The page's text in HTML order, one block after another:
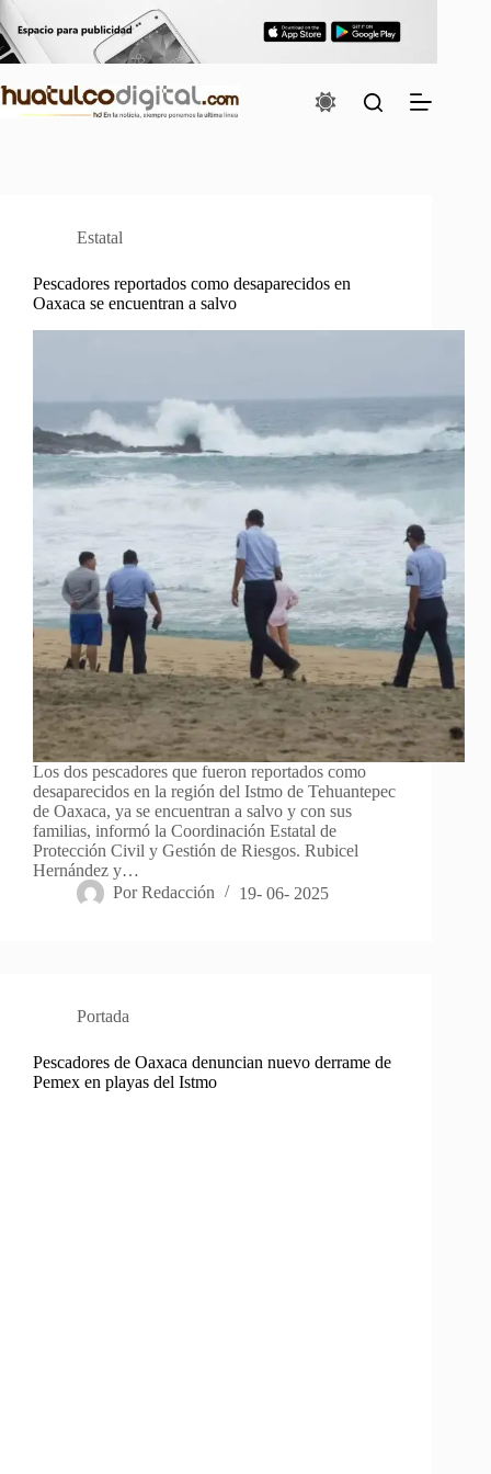
al
contenido
Estatal
Pescadores reportados como desaparecidos en
Oaxaca se encuentran a salvo
Los dos pescadores que fueron reportados como
desaparecidos en la región del Istmo de Tehuantepec
de Oaxaca, ya se encuentran a salvo y con sus
familias, informó la Coordinación Estatal de
Protección Civil y Gestión de Riesgos. Rubicel
Hernández y…
Por Redacción 19- 06- 2025
Portada
Pescadores de Oaxaca denuncian nuevo derrame de
Pemex en playas del Istmo